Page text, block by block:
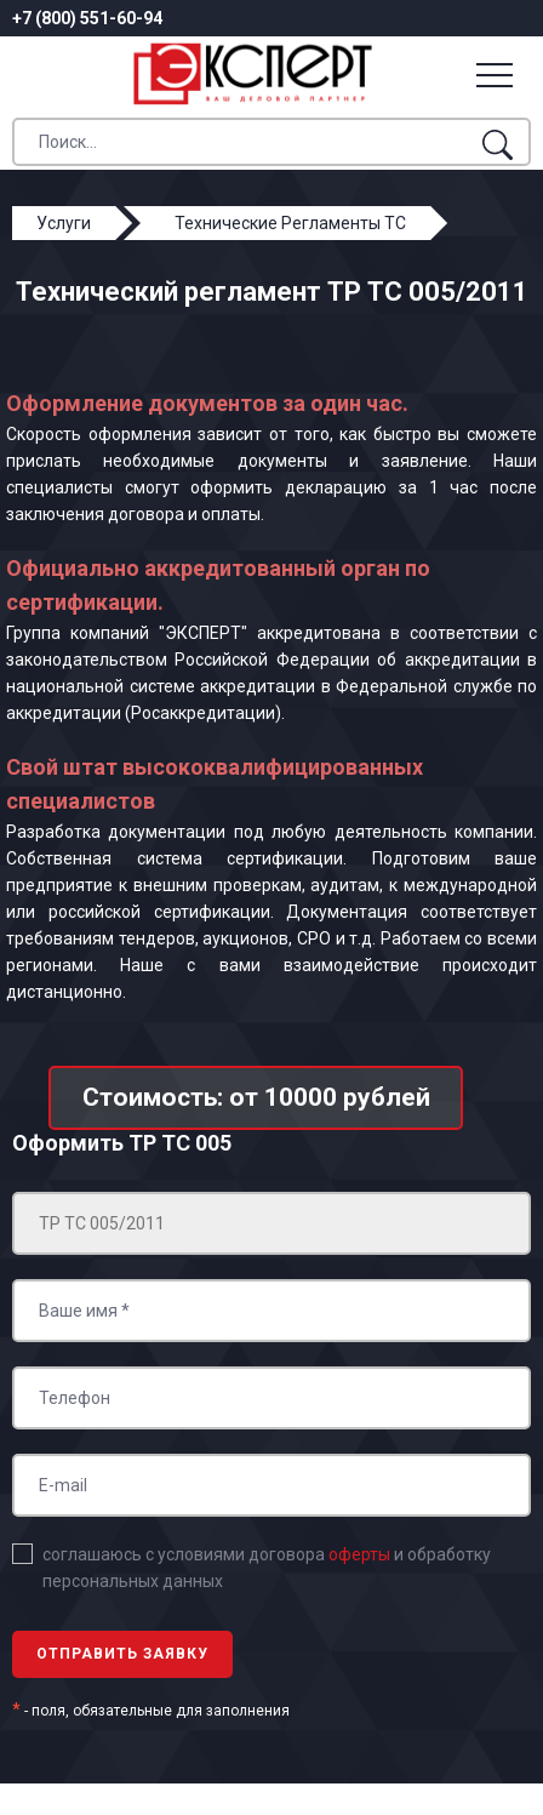
+7 (800) 551-60-94
Услуги
Технические Регламенты ТС
Технический регламент ТР ТС 005/2011
Оформление документов за один час.
Скорость оформления зависит от того, как быстро вы сможете
прислать необходимые документы и заявление. Наши
специалисты смогут оформить декларацию за 1 час после
заключения договора и оплаты.
Официально аккредитованный орган по
сертификации.
Группа компаний "ЭКСПЕРТ" аккредитована в соответствии с
законодательством Российской Федерации об аккредитации в
национальной системе аккредитации в Федеральной службе по
аккредитации (Росаккредитации).
Свой штат высококвалифицированных
специалистов
Разработка документации под любую деятельность компании.
Собственная система сертификации. Подготовим ваше
предприятие к внешним проверкам, аудитам, к международной
или российской сертификации. Документация соответствует
требованиям тендеров, аукционов, СРО и т.д. Работаем со всеми
регионами. Наше с вами взаимодействие происходит
дистанционно.
Стоимость: от 10000 рублей
Оформить ТР ТС 005
соглашаюсь с условиями договора оферты и обработку
персональных данных
* - поля, обязательные для заполнения